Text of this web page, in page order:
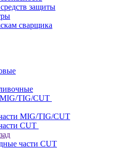
защиты
сварщика
MIG/TIG/CUT
MIG/TIG/CUT
CUT
части CUT